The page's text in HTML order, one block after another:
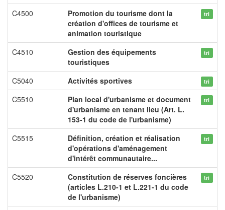
C4500
Promotion du tourisme dont la
création d'offices de tourisme et
animation touristique
tri
C4510
Gestion des équipements
touristiques
tri
C5040 Activités sportives tri
C5510
Plan local d'urbanisme et document
d'urbanisme en tenant lieu (Art. L.
153-1 du code de l'urbanisme)
tri
C5515
Définition, création et réalisation
d'opérations d'aménagement
d'intérêt communautaire...
tri
C5520
Constitution de réserves foncières
(articles L.210-1 et L.221-1 du code
de l'urbanisme)
tri